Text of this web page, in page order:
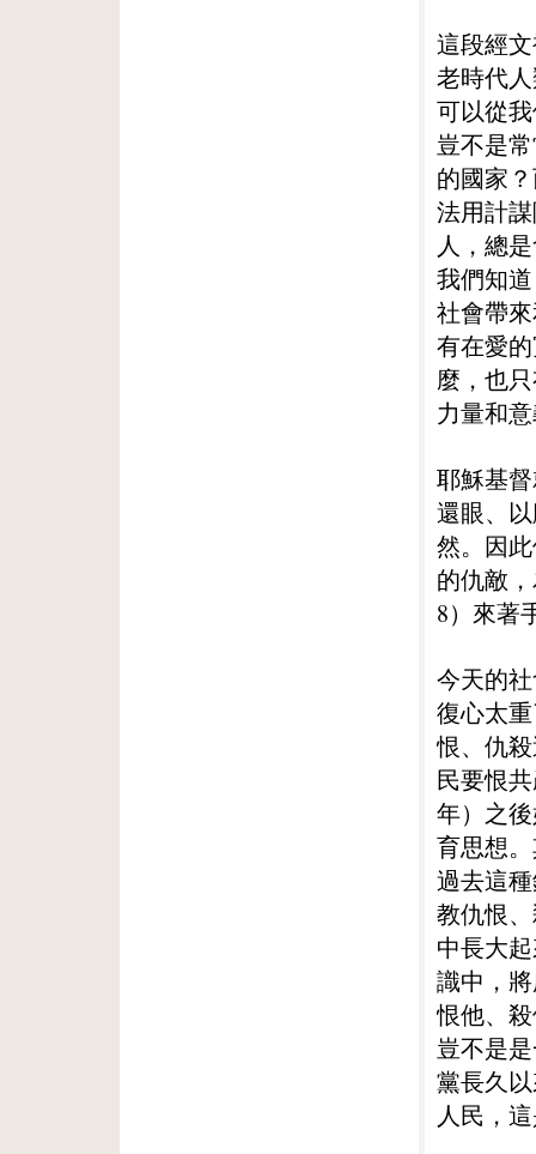
這段經
老時代
可以從
豈不是
的國家
法用計
人，總
我們知
社會帶
有在愛
麼，也
力量和
耶穌基
還眼、
然。因
的仇敵
8）來著
今天的
復心太
恨、仇
民要恨
年）之
育思想
過去這
教仇恨
中長大
識中，
恨他、
豈不是
黨長久
人民，